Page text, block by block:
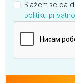
Slažem se da
politiku